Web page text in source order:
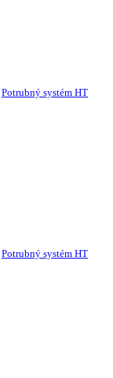
Potrubný systém HT
Potrubný systém HT